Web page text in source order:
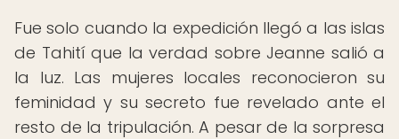
Fue solo cuando la expedición llegó a las islas
de Tahití que la verdad sobre Jeanne salió a
la luz. Las mujeres locales reconocieron su
feminidad y su secreto fue revelado ante el
resto de la tripulación. A pesar de la sorpresa